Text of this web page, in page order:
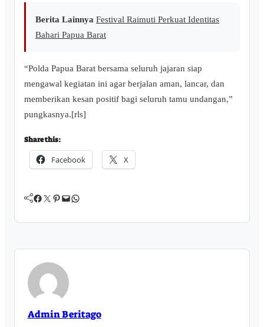
Berita Lainnya Festival Raimuti Perkuat Identitas
Bahari Papua Barat
“Polda Papua Barat bersama seluruh jajaran siap
mengawal kegiatan ini agar berjalan aman, lancar, dan
memberikan kesan positif bagi seluruh tamu undangan,”
pungkasnya.[rls]
Share this:
Facebook X
Facebook Twitter Pinterest Mail WhatsApp
Admin Beritago